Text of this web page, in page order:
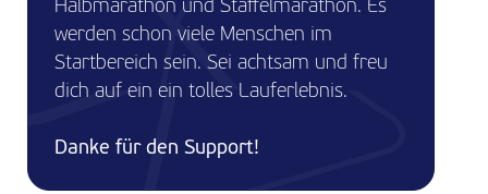
Halbmarathon und Staffelmarathon. Es
werden schon viele Menschen im
Startbereich sein. Sei achtsam und freu
dich auf ein ein tolles Lauferlebnis.
Danke für den Support!